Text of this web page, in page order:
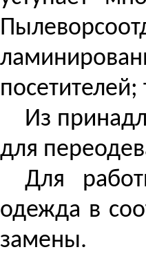
Из
для
Для
одежда в
замены.